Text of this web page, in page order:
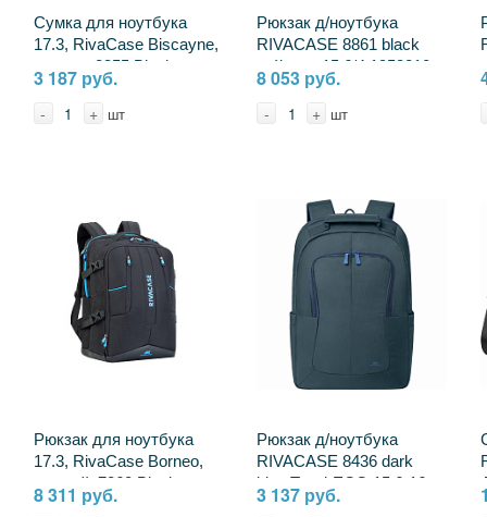
Сумка для ноутбука
17.3, RivaCase Biscayne,
черная, 8355 Black
870289
3 187 руб.
- + шт
Рюкзак д/ноутбука
RIVACASE 8861 black
mélange 15.6/4 1953210
4260403573945
8 053 руб.
- + шт
Рюкзак для ноутбука
17.3, RivaCase Borneo,
черный, 7860 Black
870273
8 311 руб.
Рюкзак д/ноутбука
RIVACASE 8436 dark
blue Tegel-ECO 15.6-16
(22л) 2391420
3 137 руб.